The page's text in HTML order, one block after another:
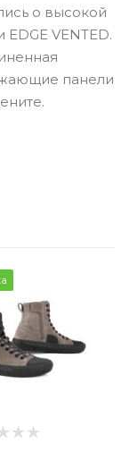
о высокой
VENTED.
панели